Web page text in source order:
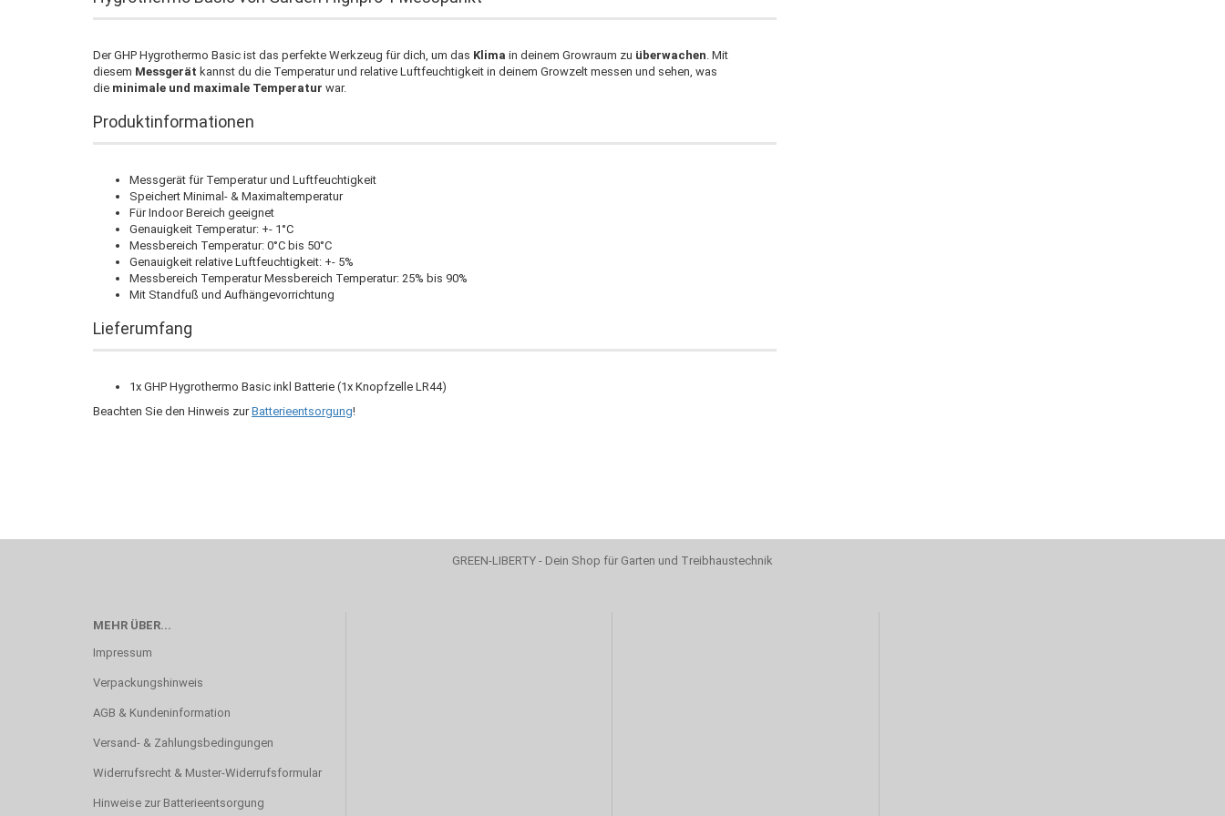
Der GHP Hygrothermo Basic ist das perfekte Werkzeug für dich, um das Klima in deinem Growraum zu überwachen. Mit
diesem Messgerät kannst du die Temperatur und relative Luftfeuchtigkeit in deinem Growzelt messen und sehen, was
die minimale und maximale Temperatur war.
Produktinformationen
Messgerät für Temperatur und Luftfeuchtigkeit
Speichert Minimal- & Maximaltemperatur
Für Indoor Bereich geeignet
Genauigkeit Temperatur: +- 1°C
Messbereich Temperatur: 0°C bis 50°C
Genauigkeit relative Luftfeuchtigkeit: +- 5%
Messbereich Temperatur Messbereich Temperatur: 25% bis 90%
Mit Standfuß und Aufhängevorrichtung
Lieferumfang
1x GHP Hygrothermo Basic inkl Batterie (1x Knopfzelle LR44)
Beachten Sie den Hinweis zurBatterieentsorgung!
GREEN-LIBERTY - Dein Shop für Garten und Treibhaustechnik
MEHR ÜBER...
Impressum
Verpackungshinweis
AGB & Kundeninformation
Versand- & Zahlungsbedingungen
Widerrufsrecht & Muster-Widerrufsformular
Hinweise zur Batterieentsorgung